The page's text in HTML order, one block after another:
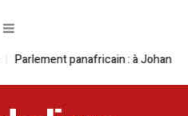
: à Johannesburg, Aimé